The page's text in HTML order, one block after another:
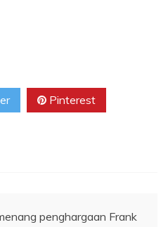
Pinterest
penghargaan Frank